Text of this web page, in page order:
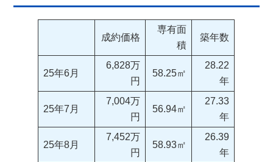
成約価格
専有面
積
築年数
25年6月
6,828万
円
58.25㎡
28.22
年
25年7月
7,004万
円
56.94㎡
27.33
年
25年8月
7,452万
円
58.93㎡
26.39
年